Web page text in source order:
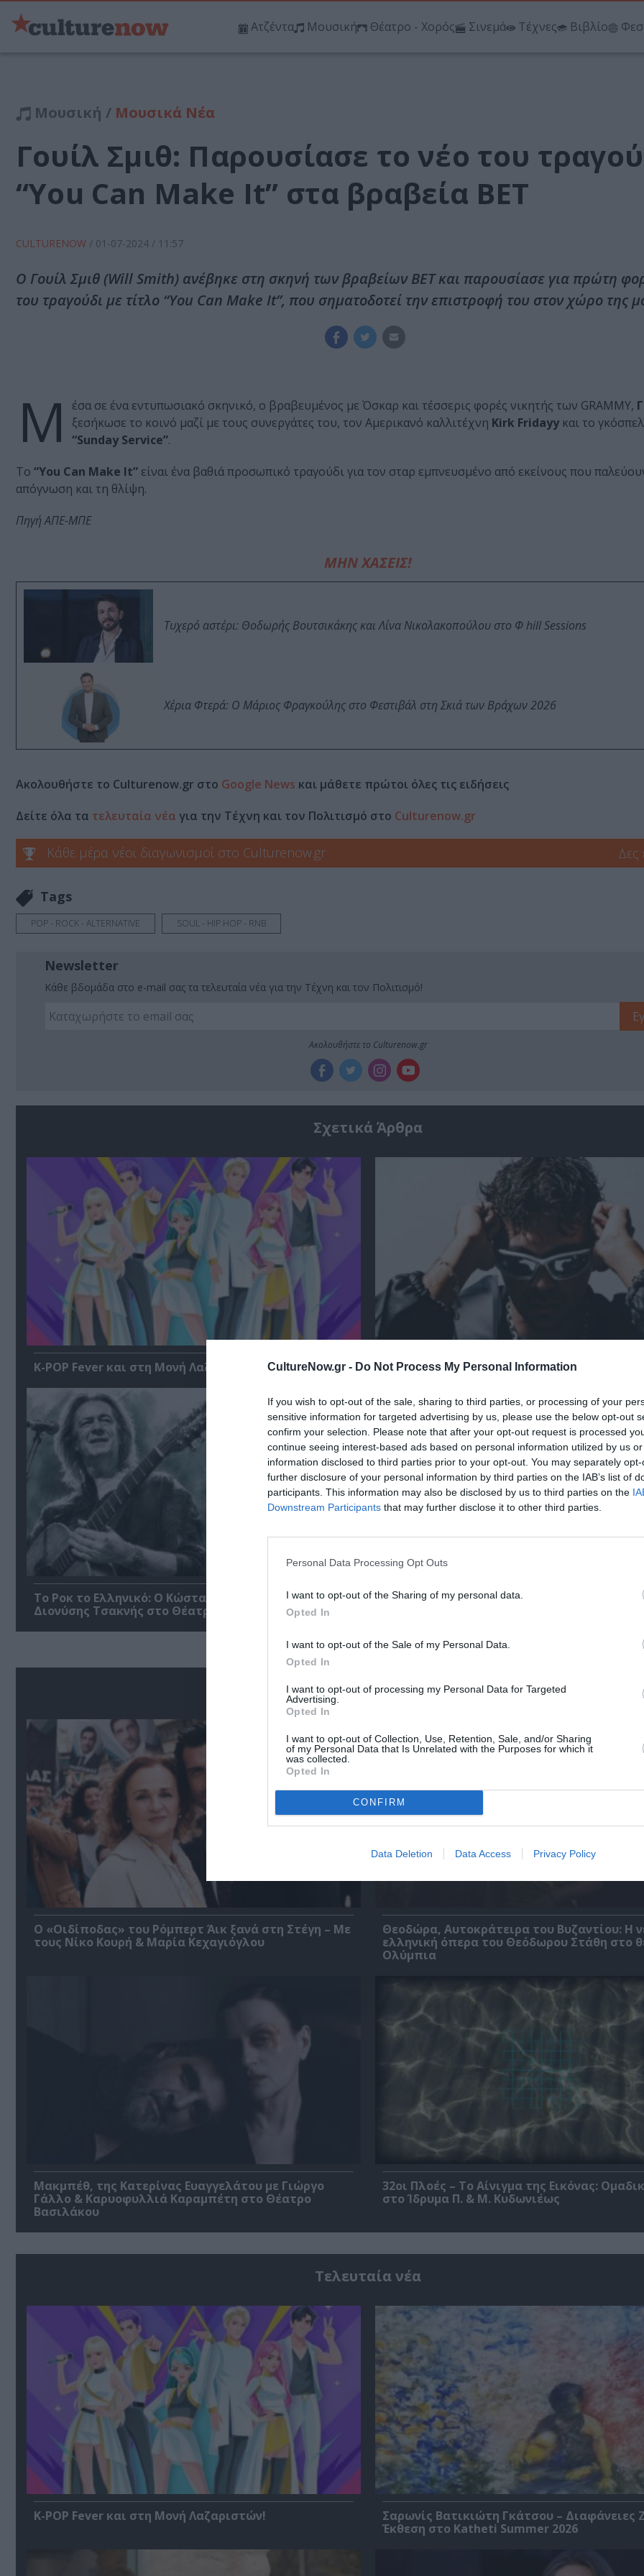
CultureNow.gr - Do Not Process My Personal Information
If you wish to opt-out of the sale, sharing to third parties, or processing of your
sensitive information for targeted advertising by us, please use the below opt-out
confirm your selection. Please note that after your opt-out request is processed
continue seeing interest-based ads based on personal information utilized by us
information disclosed to third parties prior to your opt-out. You may separately
further disclosure of your personal information by third parties on the IAB’s list of
participants. This information may also be disclosed by us to third parties on the
Downstream Participants that may further disclose it to other third parties.
Personal Data Processing Opt Outs
I want to opt-out of the Sharing of my personal data.
Opted In
I want to opt-out of the Sale of my Personal Data.
Opted In
I want to opt-out of processing my Personal Data for Targeted
Advertising.
Opted In
I want to opt-out of Collection, Use, Retention, Sale, and/or Sharing
of my Personal Data that Is Unrelated with the Purposes for which it
was collected.
Opted In
CONFIRM
Data Deletion Data Access Privacy Policy
Ατζέντα Μουσική Θέατρο - Χορός Σινεμά Τέχνες Βιβλίο
Μουσική / Μουσικά Νέα
Γουίλ Σμιθ: Παρουσίασε το νέο του
“You Can Make It” στα βραβεία BET
CULTURENOW / 01-07-2024 / 11:57
Ο Γουίλ Σμιθ (Will Smith) ανέβηκε στη σκηνή των βραβείων BET και παρουσίασε για πρώτη
του τραγούδι με τίτλο “You Can Make It”, που σηματοδοτεί την επιστροφή του στον χώρο της
Μ έσα σε ένα εντυπωσιακό σκηνικό, ο βραβευμένος με Όσκαρ και τέσσερις φορές νικητής των GRAMMY,
ξεσήκωσε το κοινό μαζί με τους συνεργάτες του, τον Αμερικανό καλλιτέχνη Kirk Fridayy και το
“Sunday Service”.
Το “You Can Make It” είναι ένα βαθιά προσωπικό τραγούδι για τον σταρ εμπνευσμένο από εκείνους που
απόγνωση και τη θλίψη.
Πηγή ΑΠΕ-ΜΠΕ
ΜΗΝ ΧΑΣΕΙΣ!
Τυχερό αστέρι: Θοδωρής Βουτσικάκης και Λίνα Νικολακοπούλου στο Φ hill Sessions
Χέρια Φτερά: Ο Μάριος Φραγκούλης στο Φεστιβάλ στη Σκιά των Βράχων 2026
Ακολουθήστε το Culturenow.gr στο Google News και μάθετε πρώτοι όλες τις ειδήσεις
Δείτε όλα τα τελευταία νέα για την Τέχνη και τον Πολιτισμό στο Culturenow.gr
Κάθε μέρα νέοι διαγωνισμοί στο Culturenow.gr
Tags
POP - ROCK - ALTERNATIVE SOUL - HIP HOP - RNB
Newsletter
Κάθε βδομάδα στο e-mail σας τα τελευταία νέα για την Τέχνη και τον Πολιτισμό!
Ακολουθήστε το Culturenow.gr
Σχετικά Άρθρα
K-POP Fever και στη Μονή Λαζαριστών! Ο RIVO στο Bolivar Beach Club
Το Ροκ το Ελληνικό: Ο Κώστας Τουρνάς και ο
Διονύσης Τσακνής στο Θέατρο Άλσος ΔΕΗ
Η Ελεωνόρα Ζουγανέλη για δύο μοναδικές
Δημοφιλή Άρθρα
O «Οιδίποδας» του Ρόμπερτ Άικ ξανά στη Στέγη – Με
τους Νίκο Κουρή & Μαρία Κεχαγιόγλου
Θεοδώρα, Αυτοκράτειρα του Βυζαντίου: Η
ελληνική όπερα του Θεόδωρου Στάθη στο
Ολύμπια
Μακμπέθ, της Κατερίνας Ευαγγελάτου με Γιώργο
Γάλλο & Καρυοφυλλιά Καραμπέτη στο Θέατρο
Βασιλάκου
32οι Πλοές – Το Αίνιγμα της Εικόνας:
στο Ίδρυμα Π. & Μ. Κυδωνιέως
Τελευταία νέα
K-POP Fever και στη Μονή Λαζαριστών!
Σαρωνίς Βατικιώτη Γκάτσου – Διαφάνειες
Έκθεση στο Katheti Summer 2026